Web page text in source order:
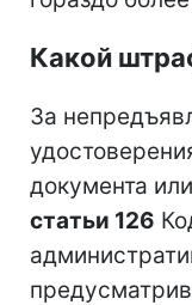
Какой
За
документа
статьи 126